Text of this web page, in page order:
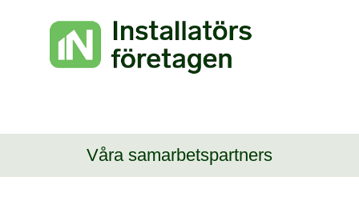
Våra samarbetspartners